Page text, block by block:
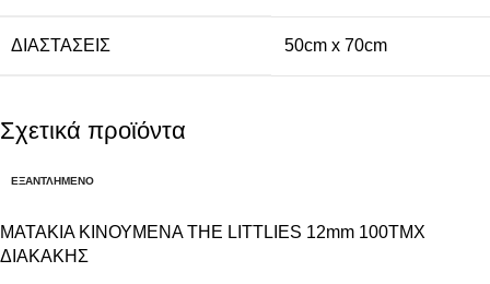
ΔΙΑΣΤΆΣΕΙΣ 50cm x 70cm
Σχετικά προϊόντα
ΕΞΑΝΤΛΗΜΈΝΟ
ΜΑΤΑΚΙΑ ΚΙΝΟΥΜΕΝΑ THE LITTLIES 12mm 100ΤΜΧ
ΔΙΑΚΑΚΗΣ